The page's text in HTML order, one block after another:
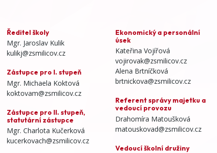
Ředitel školy
Mgr. Jaroslav Kulik
kulikj@zsmilicov.cz
Zástupce pro I. stupeň
Mgr. Michaela Koktová
koktovam@zsmilicov.cz
Zástupce pro II. stupeň,
statutární zástupce
Mgr. Charlota Kučerková
kucerkovach@zsmilicov.cz
Ekonomický a personální
úsek
Kateřina Vojířová
vojirovak@zsmilicov.cz
Alena Brtníčková
brtnickova@zsmilicov.cz
Referent správy majetku a
vedoucí provozu
Drahomíra Matoušková
matouskovad@zsmilicov.cz
Vedoucí školní družiny